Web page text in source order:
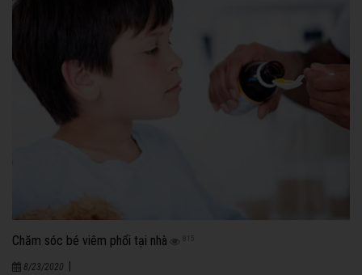
Chăm sóc bé viêm phổi tại nhà 815
8/23/2020